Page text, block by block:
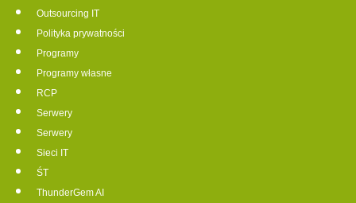
Outsourcing IT
Polityka prywatności
Programy
Programy własne
RCP
Serwery
Serwery
Sieci IT
ŚT
ThunderGem AI